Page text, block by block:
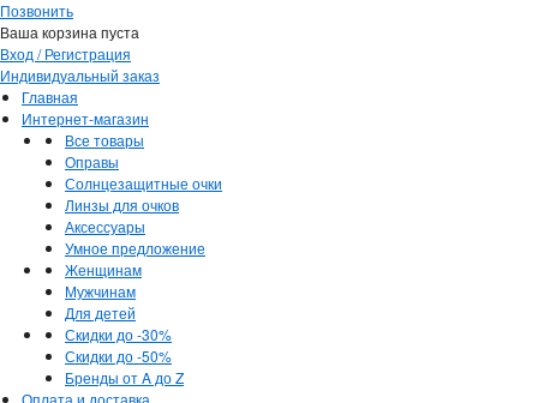
Позвонить
Ваша корзина пуста
Вход / Регистрация
Индивидуальный заказ
Главная
Интернет-магазин
Все товары
Оправы
Солнцезащитные очки
Линзы для очков
Аксессуары
Умное предложение
Женщинам
Мужчинам
Для детей
Скидки до -30%
Скидки до -50%
Бренды от A до Z
Оплата и доставка